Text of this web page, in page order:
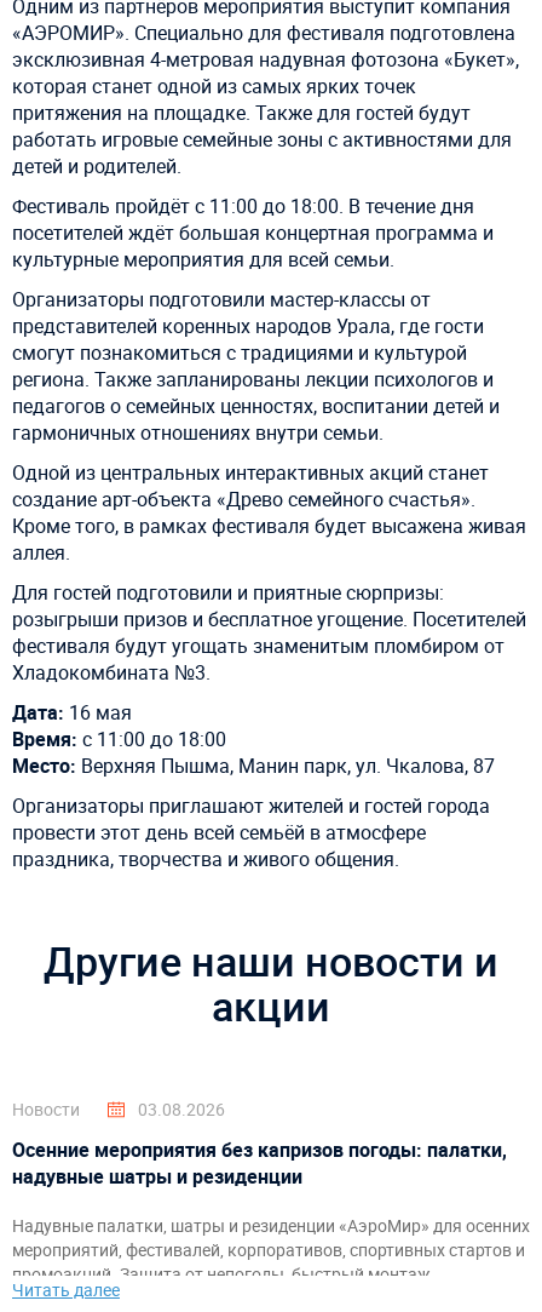
Одним из партнёров мероприятия выступит компания
«АЭРОМИР». Специально для фестиваля подготовлена
эксклюзивная 4-метровая надувная фотозона «Букет»,
которая станет одной из самых ярких точек
притяжения на площадке. Также для гостей будут
работать игровые семейные зоны с активностями для
детей и родителей.
Фестиваль пройдёт с 11:00 до 18:00. В течение дня
посетителей ждёт большая концертная программа и
культурные мероприятия для всей семьи.
Организаторы подготовили мастер-классы от
представителей коренных народов Урала, где гости
смогут познакомиться с традициями и культурой
региона. Также запланированы лекции психологов и
педагогов о семейных ценностях, воспитании детей и
гармоничных отношениях внутри семьи.
Одной из центральных интерактивных акций станет
создание арт-объекта «Древо семейного счастья».
Кроме того, в рамках фестиваля будет высажена живая
аллея.
Для гостей подготовили и приятные сюрпризы:
розыгрыши призов и бесплатное угощение. Посетителей
фестиваля будут угощать знаменитым пломбиром от
Хладокомбината №3.
Дата: 16 мая
Время: с 11:00 до 18:00
Место: Верхняя Пышма, Манин парк, ул. Чкалова, 87
Организаторы приглашают жителей и гостей города
провести этот день всей семьёй в атмосфере
праздника, творчества и живого общения.
Другие наши новости и
акции
Новости 03.08.2026
Осенние мероприятия без капризов погоды: палатки,
надувные шатры и резиденции
Надувные палатки, шатры и резиденции «АэроМир» для осенних
мероприятий, фестивалей, корпоративов, спортивных стартов и
промоакций. Защита от непогоды, быстрый монтаж,
брендирование и комфортное пространство для гостей и
Читать далее